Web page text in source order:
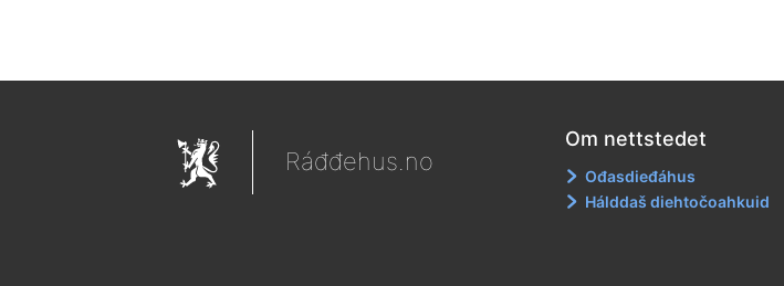
Ráđđehus.no
Om nettstedet
Ođasdieđáhus
Hálddaš diehtočoahkuid